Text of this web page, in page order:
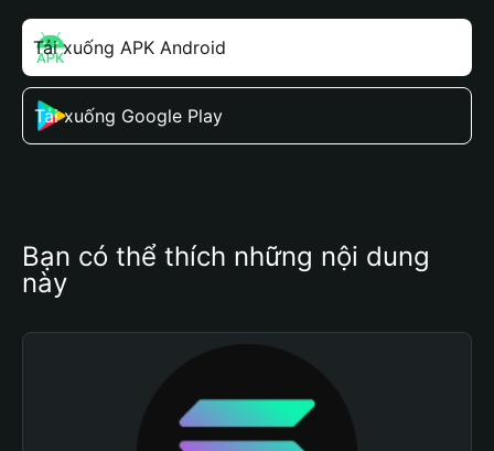
Tải xuống APK Android
Tải xuống Google Play
Bạn có thể thích những nội dung
này